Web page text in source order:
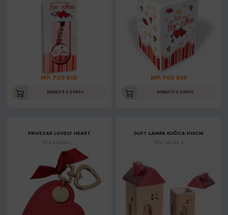
MP: 700 RSD
DODAJTE U KORPU
MP: 900 RSD
DODAJTE U KORPU
PRIVEZAK LOVELY HEART
Šifra: KC23003_1
DUFT LAMPA KUĆICA H15CM
Šifra: 145100_2